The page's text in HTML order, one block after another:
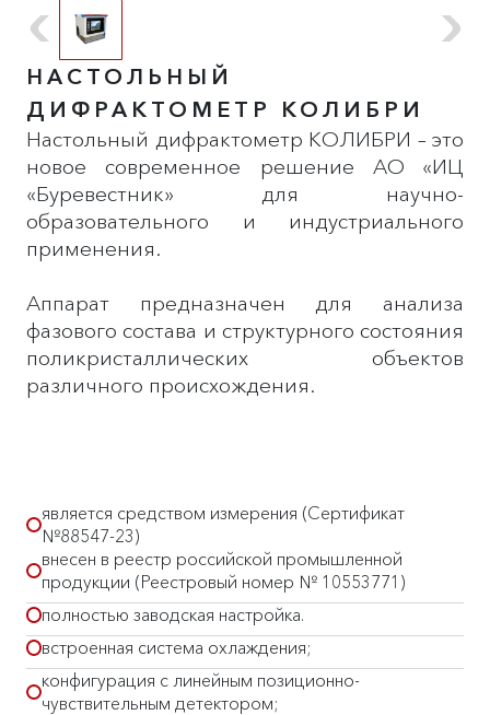
НАСТОЛЬНЫЙ
ДИФРАКТОМЕТР КОЛИБРИ
Настольный дифрактометр КОЛИБРИ – это
новое современное решение АО «ИЦ
«Буревестник» для научно-
образовательного и индустриального
применения.
Аппарат предназначен для анализа
фазового состава и структурного состояния
поликристаллических объектов
различного происхождения.
конфигурация с линейным позиционно-
чувствительным детектором;
встроенная система охлаждения;
полностью заводская настройка.
внесен в реестр российской промышленной
продукции (Реестровый номер № 10553771)
является средством измерения (Сертификат
№88547-23)